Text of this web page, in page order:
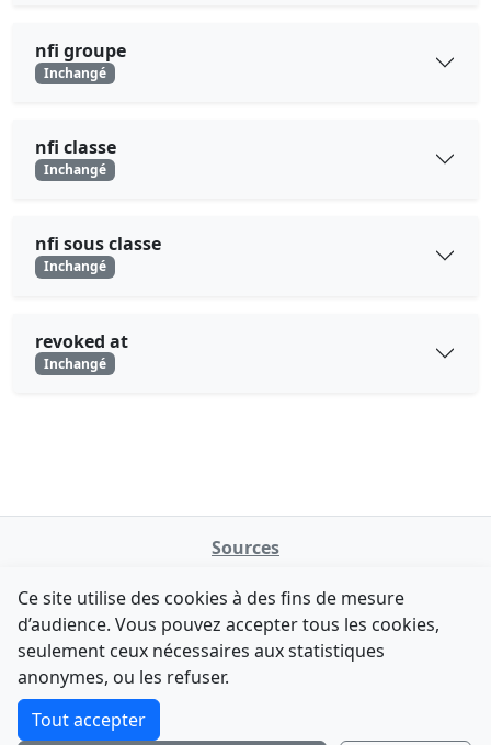
nfi groupe
Inchangé
nfi classe
Inchangé
nfi sous classe
Inchangé
revoked at
Inchangé
Sources
data.gouv.fr
Legifrance - API
Contact
F-Droid·App Store
Tchap
Comment avez-vous découvert NATINFo ?
Une courte réponse suffit (500 caractères max).
Ce site utilise des cookies à des fins de mesure
d’audience. Vous pouvez accepter tous les cookies,
seulement ceux nécessaires aux statistiques
anonymes, ou les refuser.
Tout accepter